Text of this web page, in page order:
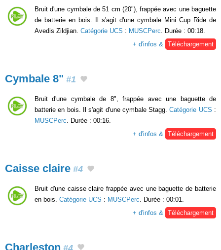
Bruit d'une cymbale de 51 cm (20"), frappée avec une baguette
de batterie en bois. Il s'agit d'une cymbale Mini Cup Ride de
Avedis Zildjian. Catégorie UCS : MUSCPerc. Durée : 00:18.
+ d'infos & Téléchargement
Cymbale 8" #1
Bruit d'une cymbale de 8", frappée avec une baguette de
batterie en bois. Il s'agit d'une cymbale Stagg.Catégorie UCS :
MUSCPerc . Durée : 00:16.
+ d'infos &
Téléchargement
Caisse claire #4
Bruit d'une caisse claire frappée avec une baguette de batterie
en bois. Catégorie UCS : MUSCPerc . Durée : 00:01.
+ d'infos &
Téléchargement
Charleston #4